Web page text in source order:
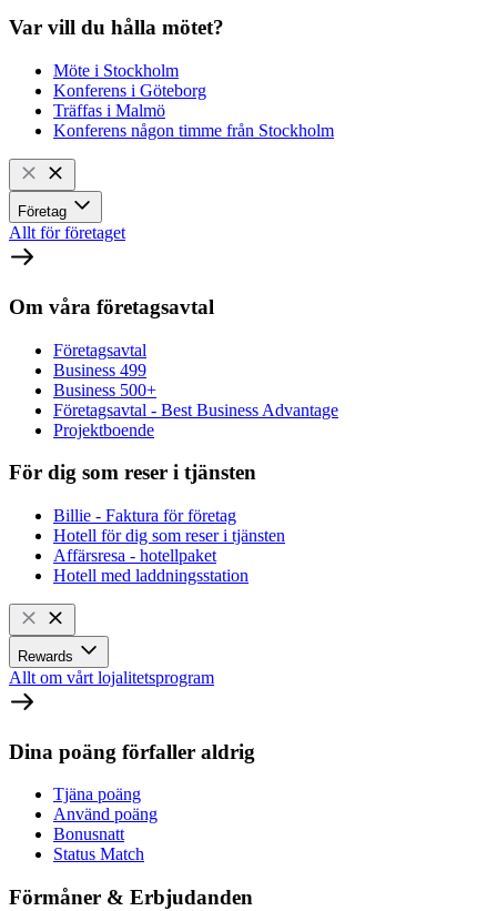
Var vill du hålla mötet?
Möte i Stockholm
Konferens i Göteborg
Träffas i Malmö
Konferens någon timme från Stockholm
Företag
Allt för företaget
Om våra företagsavtal
Företagsavtal
Business 499
Business 500+
Företagsavtal - Best Business Advantage
Projektboende
För dig som reser i tjänsten
Billie - Faktura för företag
Hotell för dig som reser i tjänsten
Affärsresa - hotellpaket
Hotell med laddningsstation
Rewards
Allt om vårt lojalitetsprogram
Dina poäng förfaller aldrig
Tjäna poäng
Använd poäng
Bonusnatt
Status Match
Förmåner & Erbjudanden